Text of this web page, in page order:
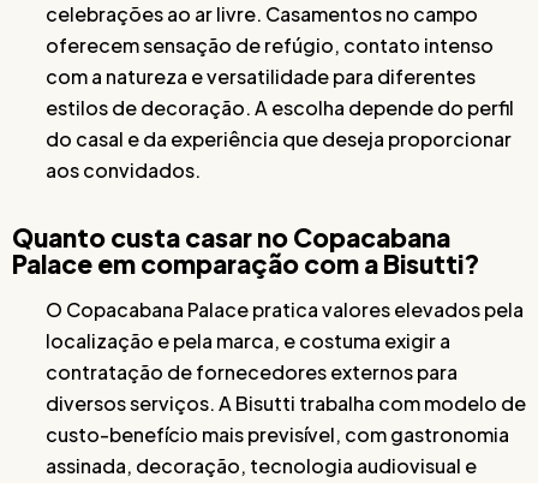
celebrações ao ar livre. Casamentos no campo
oferecem sensação de refúgio, contato intenso
com a natureza e versatilidade para diferentes
estilos de decoração. A escolha depende do perfil
do casal e da experiência que deseja proporcionar
aos convidados.
Quanto custa casar no Copacabana
Palace em comparação com a Bisutti?
O Copacabana Palace pratica valores elevados pela
localização e pela marca, e costuma exigir a
contratação de fornecedores externos para
diversos serviços. A Bisutti trabalha com modelo de
custo-benefício mais previsível, com gastronomia
assinada, decoração, tecnologia audiovisual e